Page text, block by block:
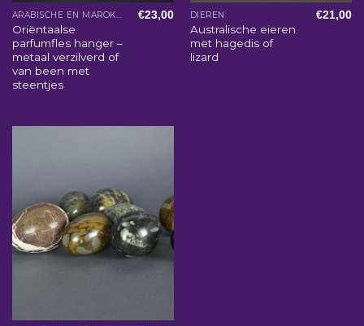
ARABISCHE EN MAROKKAANSE WOONACCESSOIRES
Oriëntaalse
parfumfles hanger –
metaal verzilverd of
van been met
steentjes
€23,00 DIEREN
Australische eieren
met hagedis of
lizard
€21,00